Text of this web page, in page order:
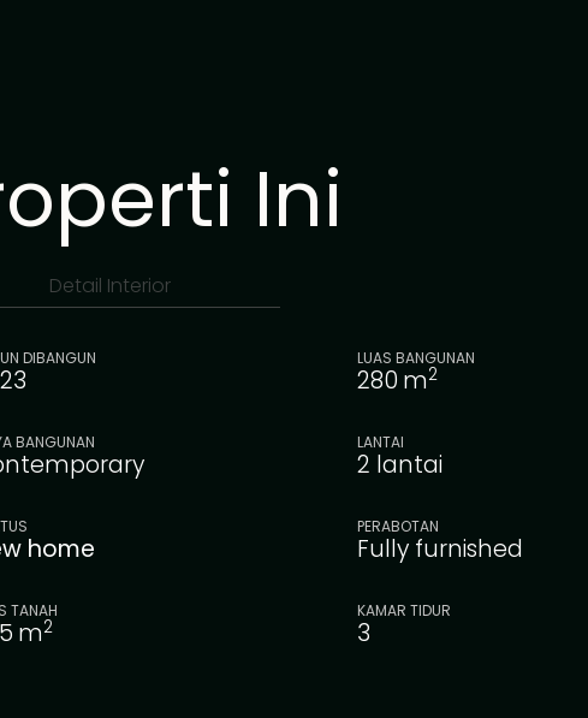
Ini
Detail Interior
DIBANGUN LUAS BANGUNAN
280 m2
BANGUNAN LANTAI
2 lantai
home
PERABOTAN
Fully furnished
TANAH
m2
KAMAR TIDUR
3